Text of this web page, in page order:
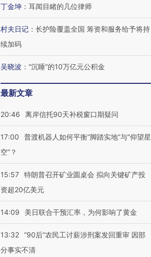
丁金坤 ： 耳闻目睹的几位律师
村夫日记 ： 长护险覆盖全国 筹资和服务给予将持
续加码
吴晓波 ： “沉睡”的10万亿元公积金
最新文章
20:46 离岸信托90天补税窗口期疑问
17:00
普渡机器人如何平衡“脚踏实地”与“仰望星
空”？
15:57 特朗普召开矿业圆桌会 拟向关键矿产投
资超20亿美元
14:09 美日联合干预汇率，为何影响了黄金
13:32 “90后”农民工讨薪涉刑案发回重审 因部
分事实不清